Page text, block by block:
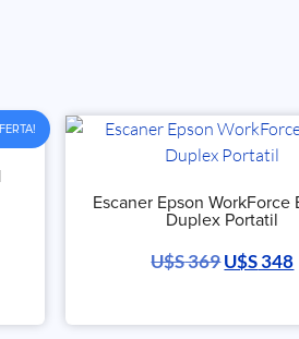
Escaner Epson WorkForce
Duplex Portatil
U$S369U$S348